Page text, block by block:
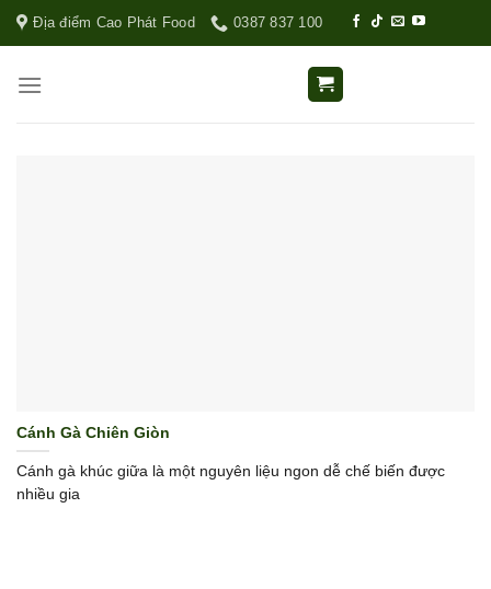
Địa điểm Cao Phát Food 0387 837 100
Cánh Gà Chiên Giòn
Cánh gà khúc giữa là một nguyên liệu ngon dễ chế biến được
nhiều gia